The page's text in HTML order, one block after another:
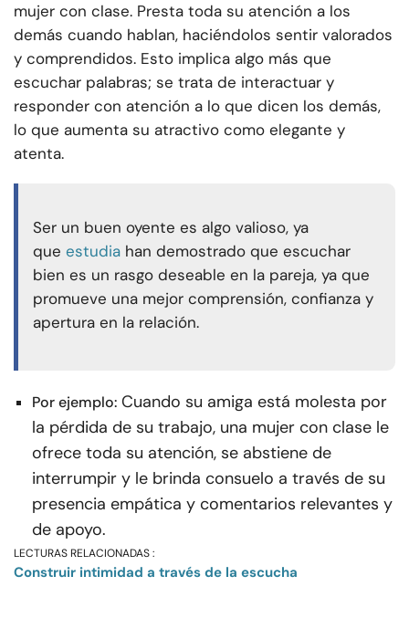
mujer con clase. Presta toda su atención a los
demás cuando hablan, haciéndolos sentir valorados
y comprendidos. Esto implica algo más que
escuchar palabras; se trata de interactuar y
responder con atención a lo que dicen los demás,
lo que aumenta su atractivo como elegante y
atenta.
Ser un buen oyente es algo valioso, ya
que estudia han demostrado que escuchar
bien es un rasgo deseable en la pareja, ya que
promueve una mejor comprensión, confianza y
apertura en la relación.
Por ejemplo: Cuando su amiga está molesta por
la pérdida de su trabajo, una mujer con clase le
ofrece toda su atención, se abstiene de
interrumpir y le brinda consuelo a través de su
presencia empática y comentarios relevantes y
de apoyo.
LECTURAS RELACIONADAS :
Construir intimidad a través de la escucha